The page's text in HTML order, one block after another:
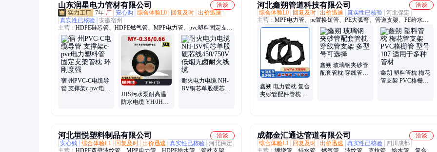
山东润星电力管材有限公司
洽谈
7年 厂 安心购 综合体验L0 回复及时 出价迅速
真实性已核验 安徽宿州
主营： HDPE硅芯管、HDPE燃气管、MPP电力管、pvc塑料固定支
架、CPVC电力管、PVC-U给水管、打孔管、PE双放散球阀、钢塑转
换过渡接头、PE中压凝水缸、九孔格栅管、塑合金复合通信管、
COD集束管、PE缠绕结构壁管、钢带增强螺旋波纹管、PE塑钢缠绕
管、PVC-O管
宿 州PVC-C电缆导
管 支撑架c-pvc电力
JHS污水泵耐高温
防水电缆 YH/JHS
耐火电力电缆 NH-
BV铜芯单股硬芯线
河北鑫朔管道科技有限公司
洽谈
综合体验L0
回复及时 出价迅速 真实性已核验 河北保定
主营： MPP电力管、pe置换短管、PE大弧弯、管道支架、PE给水
管、pvc给水管、PVC大弧弯、pe穿线管、pvc排水管、cpvc电力管、
UPVC农田灌溉管、MPP双壁波纹管、PE梅花管、PVC梅花管、PVC
格栅管、塑合金管、ABS管、HDPE双壁波纹管、HDPE过轨管、钢
丝网骨架管、HDPE钢带管、HDPE克拉管、电熔管件、MPP PE直
接、管枕、管堵
鑫朔 电力管枕 复合
夹砂管配件管枕 管
鑫朔 玻璃钢夹砂管
配套管枕 穿线管支
鑫朔 塑料管枕 梅花
管支架 PVC格栅管
河北垣悦塑料制品有限公司
洽谈
安心购
综合体验L1 回复及时 出价迅速 真实性已核验 河北保定
主营： HDPE双壁波纹管、MPP电力管、HDPE给水管、管枕支架、
成都金汇通达管道有限公司
洽谈
综合体验L1
回复及时 出价迅速 真实性已核验
四川成都
主营： 缠绕管、排水管、燃气管、波纹管、克拉管、给水管、复合